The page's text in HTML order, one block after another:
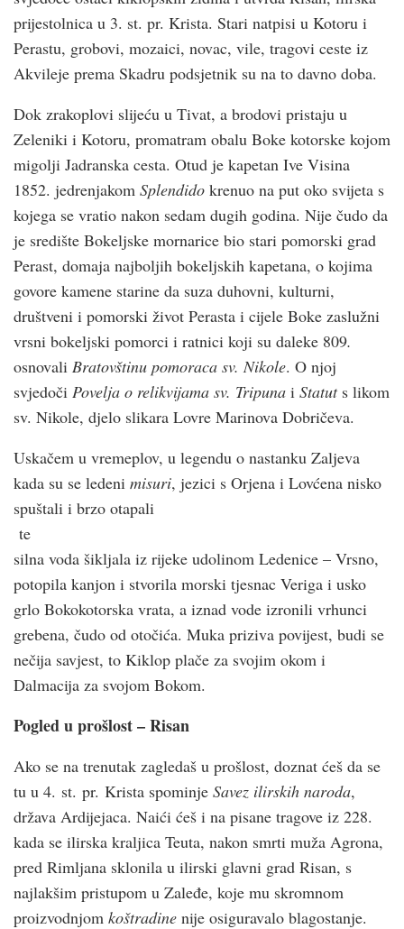
prijestolnica u 3. st. pr. Krista. Stari natpisi u Kotoru i
Perastu, grobovi, mozaici, novac, vile, tragovi ceste iz
Akvileje prema Skadru podsjetnik su na to davno doba.
Dok zrakoplovi slijeću u Tivat, a brodovi pristaju u
Zeleniki i Kotoru, promatram obalu Boke kotorske kojom
migolji Jadranska cesta. Otud je kapetan Ive Visina
1852. jedrenjakom Splendido krenuo na put oko svijeta s
kojega se vratio nakon sedam dugih godina. Nije čudo da
je središte Bokeljske mornarice bio stari pomorski grad
Perast, domaja najboljih bokeljskih kapetana, o kojima
govore kamene starine da suza duhovni, kulturni,
društveni i pomorski život Perasta i cijele Boke zaslužni
vrsni bokeljski pomorci i ratnici koji su daleke 809.
osnovali Bratovštinu pomoraca sv. Nikole. O njoj
svjedoči Povelja o relikvijama sv. Tripuna i Statuts likom
sv. Nikole, djelo slikara Lovre Marinova Dobričeva.
Uskačem u vremeplov, u legendu o nastanku Zaljeva
kada su se ledeni misuri, jezici s Orjena i Lovćena nisko
spuštali i brzo otapali
te
silna voda šikljala iz rijeke udolinom Ledenice – Vrsno,
potopila kanjon i stvorila morski tjesnac Veriga i usko
grlo Bokokotorska vrata, a iznad vode izronili vrhunci
grebena, čudo od otočića. Muka priziva povijest, budi se
nečija savjest, to Kiklop plače za svojim okom i
Dalmacija za svojom Bokom.
Pogled u prošlost – Risan
Ako se na trenutak zagledaš u prošlost, doznat ćeš da se
tu u 4. st. pr. Krista spominje Savez ilirskih naroda,
država Ardijejaca. Naići ćeš i na pisane tragove iz 228.
kada se ilirska kraljica Teuta, nakon smrti muža Agrona,
pred Rimljana sklonila u ilirski glavni grad Risan, s
najlakšim pristupom u Zaleđe, koje mu skromnom
proizvodnjom koštradine nije osiguravalo blagostanje.